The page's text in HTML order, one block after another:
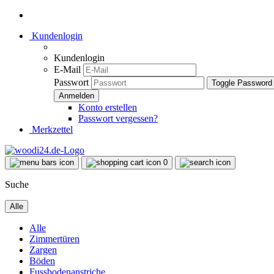
Kundenlogin
Kundenlogin
E-Mail
Passwort
Toggle
Konto erstellen
Passwort vergessen?
Merkzettel
0
Suche
Alle
Alle
Zimmertüren
Zargen
Böden
Fussbodenanstriche